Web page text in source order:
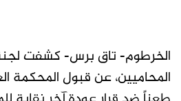
الخرطوم- تاق برس- كشفت
المحاميين، عن قبول المحكمة